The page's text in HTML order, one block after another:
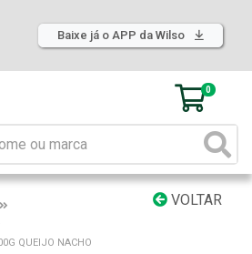
Baixe já o APP da Wilso
0
VOLTAR
QUEIJO NACHO